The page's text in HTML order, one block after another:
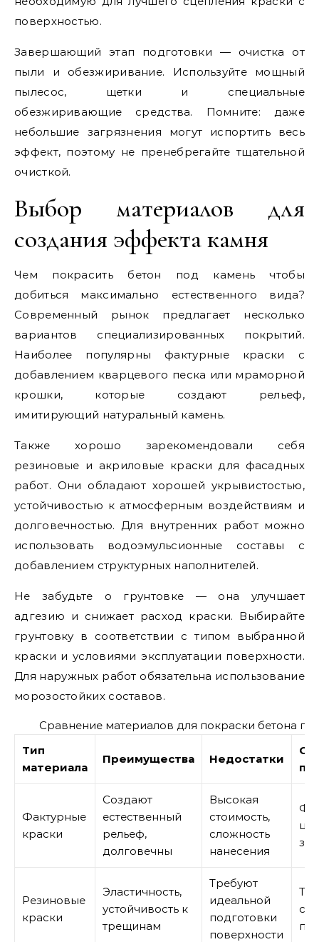
поверхностью.
Завершающий этап подготовки — очистка от
пыли и обезжиривание. Используйте мощный
пылесос, щетки и специальные
обезжиривающие средства. Помните: даже
небольшие загрязнения могут испортить весь
эффект, поэтому не пренебрегайте тщательной
очисткой.
Выбор материалов для
создания эффекта камня
Чем покрасить бетон под камень чтобы
добиться максимально естественного вида?
Современный рынок предлагает несколько
вариантов специализированных покрытий.
Наиболее популярны фактурные краски с
добавлением кварцевого песка или мраморной
крошки, которые создают рельеф,
имитирующий натуральный камень.
Также хорошо зарекомендовали себя
резиновые и акриловые краски для фасадных
работ. Они обладают хорошей укрывистостью,
устойчивостью к атмосферным воздействиям и
долговечностью. Для внутренних работ можно
использовать водоэмульсионные составы с
добавлением структурных наполнителей.
Не забудьте о грунтовке — она улучшает
адгезию и снижает расход краски. Выбирайте
грунтовку в соответствии с типом выбранной
краски и условиями эксплуатации поверхности.
Для наружных работ обязательна использование
морозостойких составов.
Сравнение материалов для покраски бетона
Тип
материала
Преимущества Недостатки
Фактурные
краски
Создают
естественный
рельеф,
долговечны
Высокая
стоимость,
сложность
нанесения
Резиновые
краски
Эластичность,
устойчивость к
трещинам
Требуют
идеальной
подготовки
поверхности